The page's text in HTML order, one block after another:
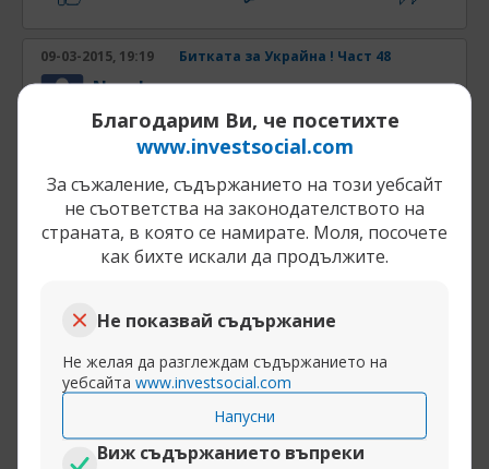
Благодарим Ви, че посетихте
www.investsocial.com
За съжаление, съдържанието на този уебсайт
не съответства на законодателството на
страната, в която се намирате. Моля, посочете
как бихте искали да продължите.
Не показвай съдържание
Не желая да разглеждам съдържанието на
уебсайта www.investsocial.com
Напусни
Виж съдържанието въпреки
09-03-2015, 19:19 Битката за Украйна ! Част 48
Novak
Централна банка
Американски политолог: Технологията за
сработи в Русия
Вашингтон обучаваше младите украинци от
сърцето на протеста как да правят масова
мобилизацияhttp://www.blitz.bg/news/article/
09-03-2015, 19:19 Битката за Украйна ! Част 48